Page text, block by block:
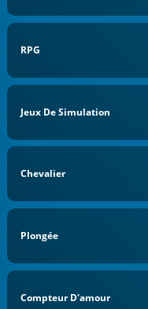
RPG
Jeux De Simulation
Chevalier
Plongée
Compteur D'amour